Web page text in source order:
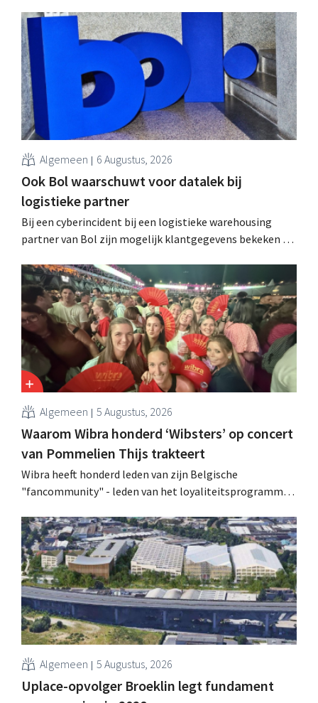
Algemeen 6 Augustus, 2026
Ook Bol waarschuwt voor datalek bij
logistieke partner
Bij een cyberincident bij een logistieke warehousing
partner van Bol zijn mogelijk klantgegevens bekeken of
waarvoor de Bijenkorf ook al waarschuwde.
Algemeen 5 Augustus, 2026
Waarom Wibra honderd ‘Wibsters’ op concert
van Pommelien Thijs trakteert
Wibra heeft honderd leden van zijn Belgische
"fancommunity" - leden van het loyaliteitsprogramma -
de Lokerse Feesten. Met de actie wilde de discountketen
haar trouwste klanten bedanken en tegelijk tonen dat
ook een prijsvechter een heuse merkcommunity kan
uitbouwen.
Algemeen 5 Augustus, 2026
Uplace-opvolger Broeklin legt fundament